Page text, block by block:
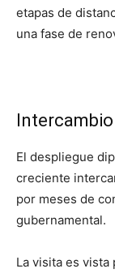
etapas de
una fase de
El despliegue
creciente
por meses de
gubernamental.
La visita es